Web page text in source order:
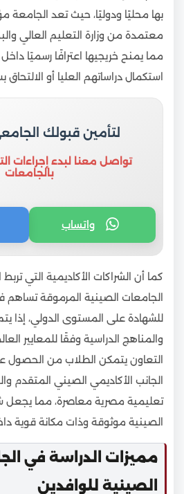
بها محليًا ودوليًا، حيث تعد
معتمدة من وزارة التعليم العالي
مما يمنح خريجيها اعترافًا رسميًا
استكمال دراساتهم العليا أو
لتأمين قبولك
تواصل معنا لبدء إجراءات
بالجامعات
واتساب
كما أن الشراكات الأكاديمية التي
الجامعات الصينية المرموقة تساهم
للشهادة على المستوى الدولي، إذا
والمناهج الدراسية وفقًا للمعايير
التعاون يتمكن الطلاب من الحصول
الجانب الأكاديمي الصيني المتقدم
تعليمية مصرية معاصرة، مما يجعل
الصينية موثوقة وذات مكانة قوية
مميزات الدراسة في
الصينية للوافدين